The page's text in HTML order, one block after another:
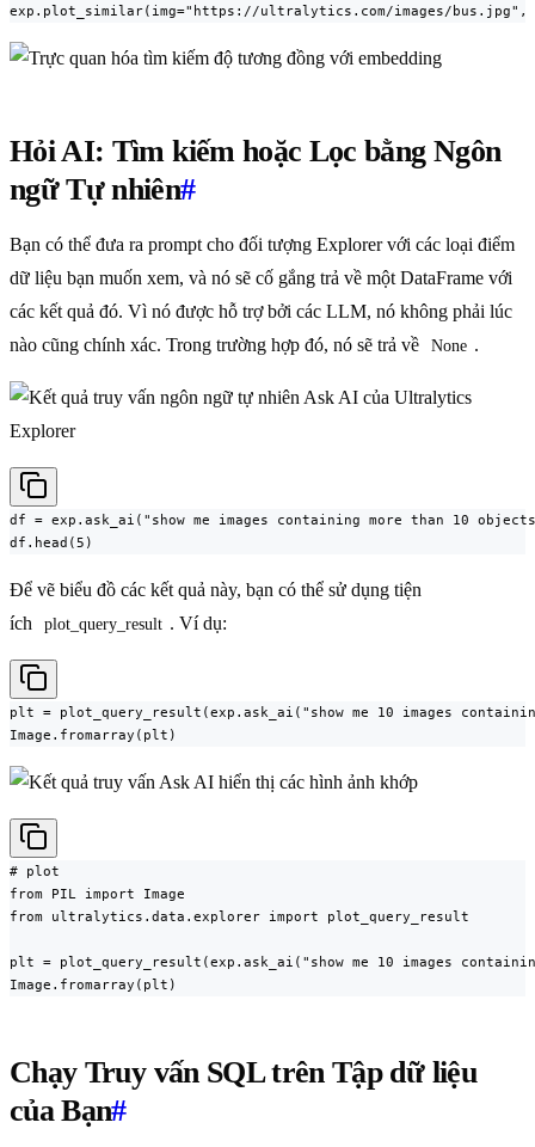
exp.plot_similar(img="https://ultralytics.com/images/
Hỏi AI: Tìm kiếm hoặc Lọc bằng Ngôn
ngữ Tự nhiên#
Bạn có thể đưa ra prompt cho đối tượng Explorer với các loại điểm
dữ liệu bạn muốn xem, và nó sẽ cố gắng trả về một DataFrame với
các kết quả đó. Vì nó được hỗ trợ bởi các LLM, nó không phải lúc
nào cũng chính xác. Trong trường hợp đó, nó sẽ trả về
None .
df = exp.ask_ai("show me images containing more than 10
df.head(5)
Để vẽ biểu đồ các kết quả này, bạn có thể sử dụng tiện
ích
plot_query_result . Ví dụ:
plt = plot_query_result(exp.ask_ai("show me 10 images
Image.fromarray(plt)
# plot
from PIL import Image
from ultralytics.data.explorer import plot_query_result
plt = plot_query_result(exp.ask_ai("show me 10 images
Image.fromarray(plt)
Chạy Truy vấn SQL trên Tập dữ liệu
của Bạn#